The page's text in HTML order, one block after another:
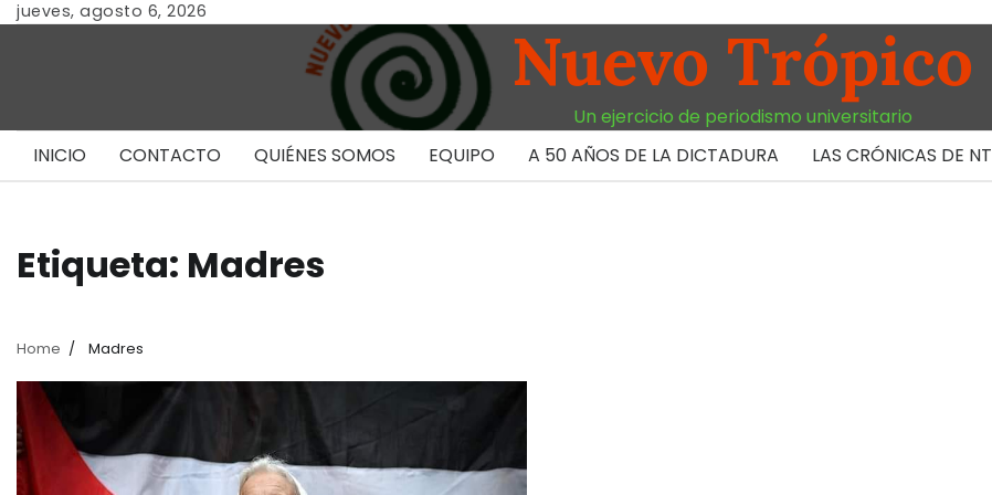
Skipjueves, agosto 6, 2026
Nuevo Trópico
Un ejercicio de periodismo universitario
INICIO
CONTACTO QUIÉNES SOMOS EQUIPO A 50 AÑOS DE LA DICTADURA LAS CRÓNICAS DE NT
Etiqueta: Madres
Home Madres